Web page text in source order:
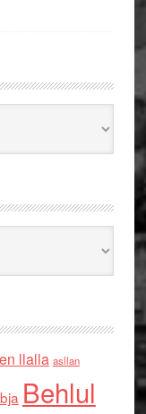
llalla asllan
Behlul